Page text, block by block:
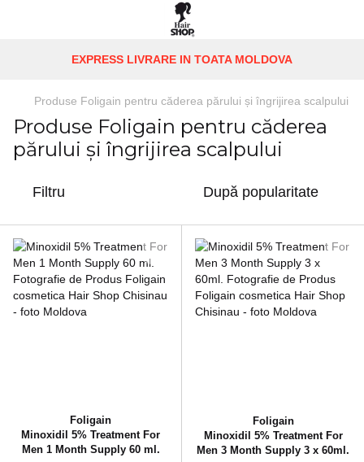
EXPRESS LIVRARE IN TOATA MOLDOVA
Produse Foligain pentru căderea părului și îngrijirea scalpului
Produse Foligain pentru căderea
părului și îngrijirea scalpului
Filtru După popularitate
Foligain
Minoxidil 5% Treatment For
Men 1 Month Supply 60 ml.
Foligain
Minoxidil 5% Treatment For
Men 3 Month Supply 3 x 60ml.